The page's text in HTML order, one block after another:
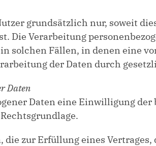
grundsätzlich nur, soweit
Die Verarbeitung
solchen Fällen, in denen eine
der Daten durch
Daten
Daten eine Einwilligung
zur Erfüllung eines